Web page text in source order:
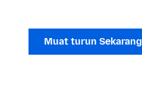
Muat turun Sekarang